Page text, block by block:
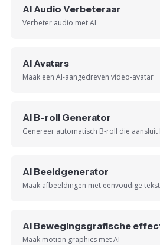
AI Audio Verbeteraar
Verbeter audio met AI
AI Avatars
Maak een AI-aangedreven video-avatar
AI B-roll Generator
Genereer automatisch B-roll die
AI Beeldgenerator
Maak afbeeldingen met eenvoudige
AI Bewegingsgrafische
Maak motion graphics met AI